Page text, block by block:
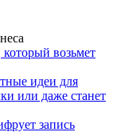
возьмет
идеи для
или даже станет
запись